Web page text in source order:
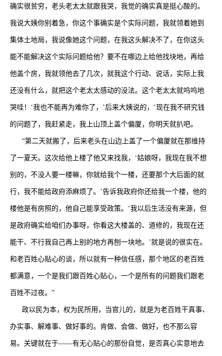
确实很贫穷，老头老太太就跟我哭，我觉的确实真是挺心酸的。
我说大姨你别着急，你这个事确实是个实际问题，我就领着她到
集体土地局，我说像她这个问题，在我这头解决不了，在你这头
能不能解决这个实际问题给他？要不在哪边上给他找块地，再给
他盖个房，我就领他去了几次，就我这个行动、说话，实际上我
还没有什么，就把这个老太太感动的没法。这个老太太就呜呜地
哭哇！‘我也不能再为难你了，’后来大姨说的，‘现在我不研究钱
的问题了，我赶紧走，我上山顶上盖个偏厦，你明天就扒吧。
“第二天就搬了，后来老头在山边上盖了一个偏厦就在那维持
了一夏天。这次给他上楼了他又来找我，‘姑娘呀，我现在我不想
别的，不没人要一楼嘛，你就给我个一楼，还要那个大后面的就
行，我不能给政府添麻烦了。’告诉我政府你还给我一个楼，他的
楼他是有房照的，他自己能享受政策。‘我以后生活没有来源，但
是政府确实给咱们办事呀，你看这大楼盖的、道修的，我现在还
能干、不行我自己再上别的地方再刨一块地。’就是说的很实在。
和老百姓心贴心的谈，所以就有一种信任感，那个地区的老百姓
都满意，一个是我们跟百姓心贴心，一个是所有的问题我们跟老
百姓不过夜。”
政以民为本，权为民所用，当官儿的，就是为老百姓干真事、
办实事、解难事、做好事的。肯做、会做、做好，也不那么容
易。关键就在于――有无心贴心的那份自觉，是否真心实意地去